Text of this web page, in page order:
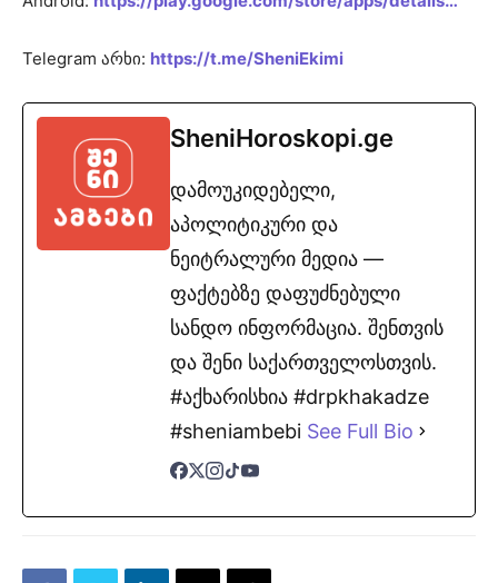
Telegram არხი: https://t.me/SheniEkimi
SheniHoroskopi.ge
დამოუკიდებელი,
აპოლიტიკური და
ნეიტრალური მედია —
ფაქტებზე დაფუძნებული
სანდო ინფორმაცია. შენთვის
და შენი საქართველოსთვის.
#აქხარისხია #drpkhakadze
#sheniambebi See Full Bio